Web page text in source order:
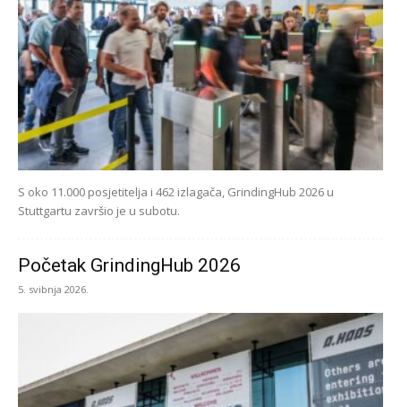
S oko 11.000 posjetitelja i 462 izlagača, GrindingHub 2026 u
Stuttgartu završio je u subotu.
Početak GrindingHub 2026
5. svibnja 2026.